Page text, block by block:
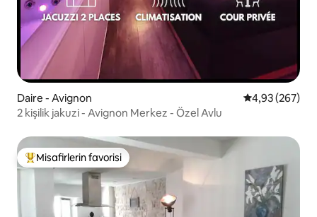
Daire - Avignon 5 üzerinden
4,93 (267)
2 kişilik jakuzi - Avignon Merkez - Özel Avlu
Misafirlerin favorilerinden en beğenilenler arasında
Misafirlerin favorisi